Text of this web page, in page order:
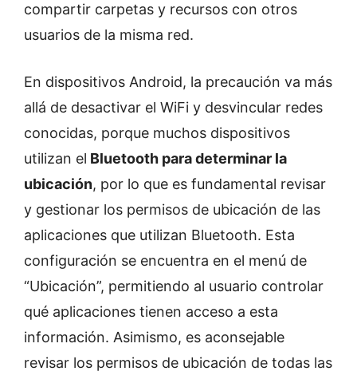
compartir carpetas y recursos con otros
usuarios de la misma red.
En dispositivos Android, la precaución va más
allá de desactivar el WiFi y desvincular redes
conocidas, porque muchos dispositivos
utilizan el Bluetooth para determinar la
ubicación, por lo que es fundamental revisar
y gestionar los permisos de ubicación de las
aplicaciones que utilizan Bluetooth. Esta
configuración se encuentra en el menú de
“Ubicación”, permitiendo al usuario controlar
qué aplicaciones tienen acceso a esta
información. Asimismo, es aconsejable
revisar los permisos de ubicación de todas las